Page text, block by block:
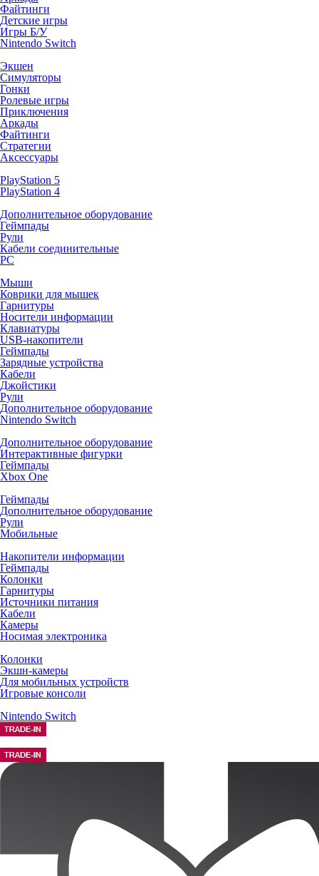
Файтинги
Детские игры
Игры Б/У
Nintendo Switch
Экшен
Симуляторы
Гонки
Ролевые игры
Приключения
Аркады
Файтинги
Стратегии
Аксессуары
PlayStation 5
PlayStation 4
Дополнительное оборудование
Геймпады
Рули
Кабели соединительные
PC
Мыши
Коврики для мышек
Гарнитуры
Носители информации
Клавиатуры
USB-накопители
Геймпады
Зарядные устройства
Кабели
Джойстики
Рули
Дополнительное оборудование
Nintendo Switch
Дополнительное оборудование
Интерактивные фигурки
Геймпады
Xbox One
Геймпады
Дополнительное оборудование
Рули
Мобильные
Накопители информации
Геймпады
Колонки
Гарнитуры
Источники питания
Кабели
Камеры
Носимая электроника
Колонки
Экшн-камеры
Для мобильных устройств
Игровые консоли
Nintendo Switch